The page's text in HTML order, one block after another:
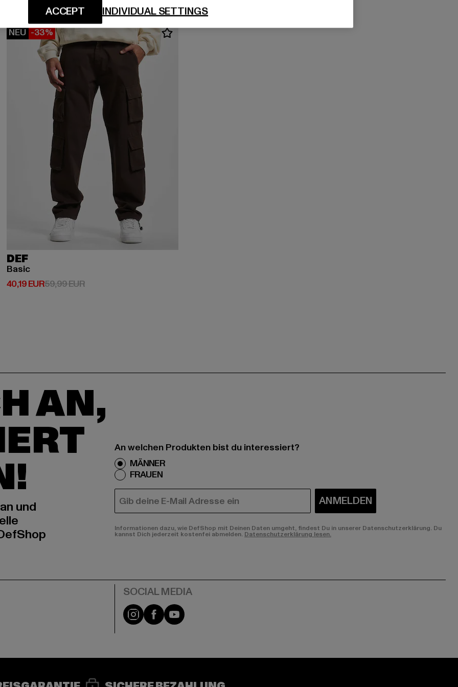
NEU -33%
DEF
Basic
40,19 EUR
Derzeitiger Preis: 40,19 EUR
59,99 EURAktionspreis: 59,99 EUR
AN,
und
An welchen Produkten bist du interessiert?
MÄNNER
FRAUEN
E-MAIL ANMELDEN
Informationen dazu, wie DefShop mit Deinen Daten umgeht, findest Du in unserer Datenschutzerklärung. Du
kannst Dich jederzeit kostenfei abmelden. Datenschutzerklärung lesen.
Instagram
FacebookYouTube
INDIVIDUAL SETTINGS
ACCEPT